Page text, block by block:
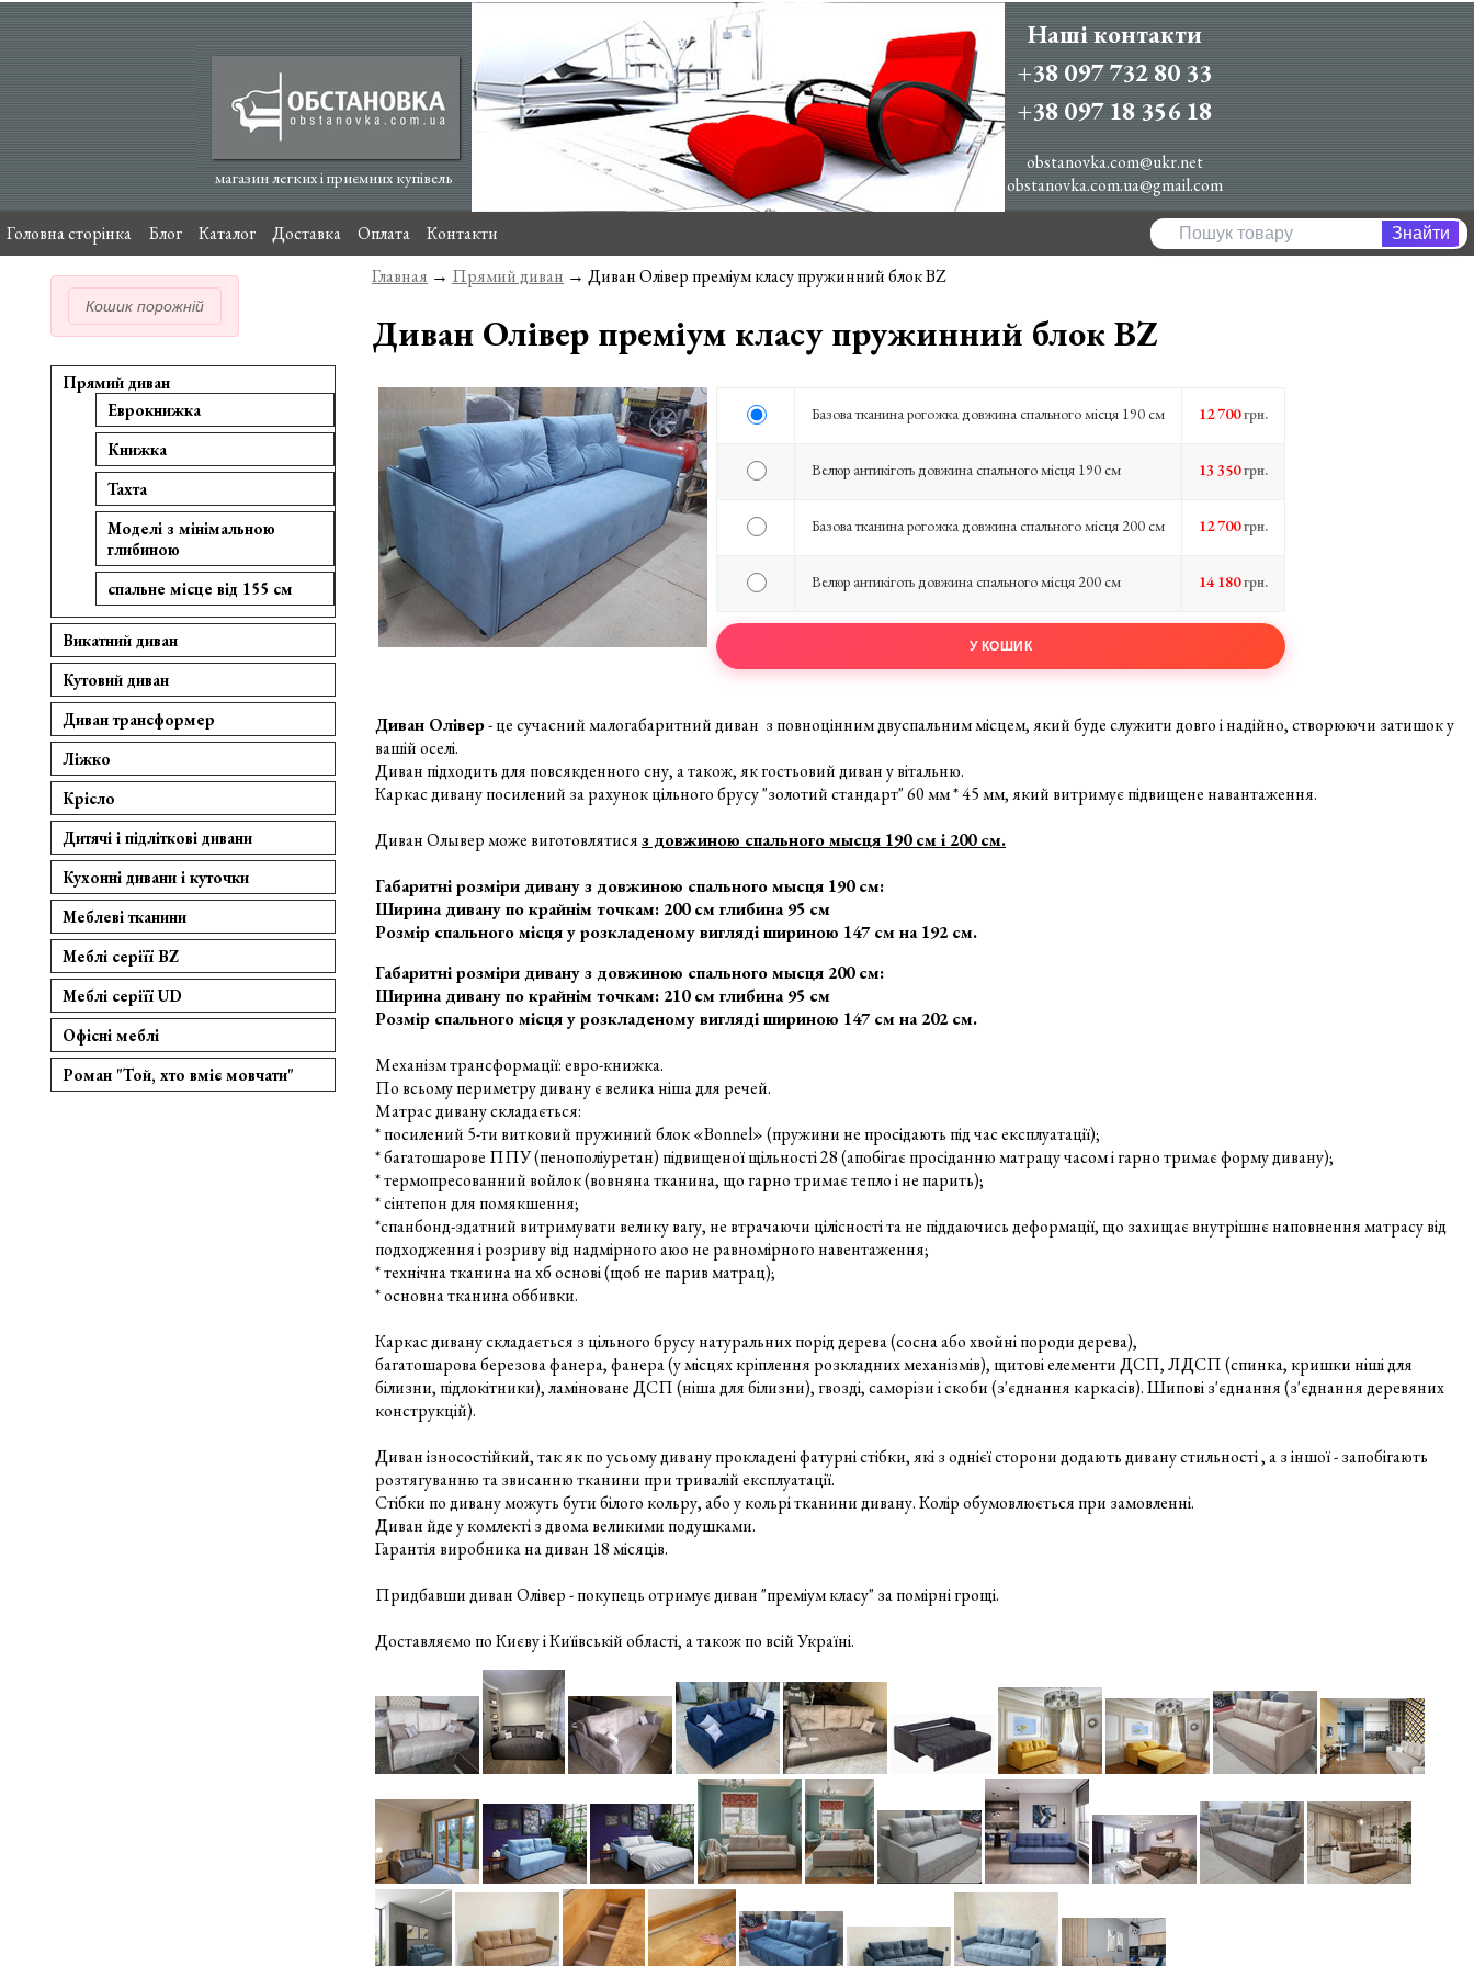
магазин легких і приємних купівель
Наші контакти
+38 097 732 80 33
+38 097 18 356 18
obstanovka.com@ukr.net
obstanovka.com.ua@gmail.com
Головна сторінка Блог Каталог Доставка Оплата Контакти
Кошик порожній
Прямий диван
Еврокнижка
Книжка
Тахта
Моделі з мінімальною
глибиною
спальне місце від 155 см
Викатний диван
Кутовий диван
Диван трансформер
Ліжко
Крісло
Дитячі і підліткові дивани
Кухонні дивани і куточки
Меблеві тканини
Меблі серіїї BZ
Меблі серіїї UD
Офісні меблі
Роман "Той, хто вміє мовчати"
Главная → Прямий диван → Диван Олівер преміум класу пружинний блок BZ
Диван Олівер преміум класу пружинний блок BZ
Базова тканина рогожка довжина спального місця 190 см 12 700грн.
Велюр антикіготь довжина спального місця 190 см 13 350грн.
Базова тканина рогожка довжина спального місця 200 см 12 700грн.
Велюр антикіготь довжина спального місця 200 см 14 180грн.
Диван Олівер- це сучасний малогабаритний диван з повноцінним двуспальним місцем, який буде служити довго і надійно, створюючи затишок у
вашій оселі.
Диван підходить для повсякденного сну, а також, як гостьовий диван у вітальню.
Каркас дивану посилений за рахунок цільного брусу "золотий стандарт" 60 мм * 45 мм, який витримує підвищене навантаження.
Диван Олывер може виготовлятисяз довжиною спального мысця 190 см і 200 см.
Габаритні розміри дивану з довжиною спального мысця 190 см:
Ширина дивану по крайнім точкам: 200 см глибина 95 см
Розмір спального місця у розкладеному вигляді шириною 147 см на 192 см.
Габаритні розміри дивану з довжиною спального мысця 200 см:
Ширина дивану по крайнім точкам: 210 см глибина 95 см
Розмір спального місця у розкладеному вигляді шириною 147 см на 202 см.
Механізм трансформації: евро-книжка.
По всьому периметру дивану є велика ніша для речей.
Матрас дивану складається:
* посилений 5-ти витковий пружиний блок «Bonnel» (пружини не просідають під час експлуатації);
* багатошарове ППУ (пенополіуретан) підвищеної щільності 28 (апобігає просіданню матрацу часом і гарно тримає форму дивану);
* термопресованний войлок (вовняна тканина, що гарно тримає тепло і не парить);
* сінтепон для помякшення;
*спанбонд-здатний витримувати велику вагу, не втрачаючи цілісності та не піддаючись деформації, що захищає внутрішнє наповнення матрасу від
подходження і розриву від надмірного аюо не равномірного навентаження;
* технічна тканина на хб основі (щоб не парив матрац);
* основна тканина оббивки.
Каркас дивану складається з цільного брусу натуральних порід дерева (сосна або хвойні породи дерева),
багатошарова березова фанера, фанера (у місцях кріплення розкладних механізмів), щитові елементи ДСП, ЛДСП (спинка, кришки ніші для
білизни, підлокітники), ламіноване ДСП (ніша для білизни), гвозді, саморізи і скоби (з'єднання каркасів). Шипові з'єднання (з'єднання деревяних
конструкцій).
Диван ізносостійкий, так як по усьому дивану прокладені фатурні стібки, які з однієї сторони додають дивану стильності , а з іншої - запобігають
розтягуванню та звисанню тканини при тривалій експлуатації.
Стібки по дивану можуть бути білого кольру, або у кольрі тканини дивану. Колір обумовлюється при замовленні.
Диван йде у комлекті з двома великими подушками.
Гарантія виробника на диван 18 місяців.
Придбавши диван Олівер - покупець отримує диван "преміум класу" за помірні грощі.
Доставляємо по Києву і Киїівській області, а також по всій Україні.